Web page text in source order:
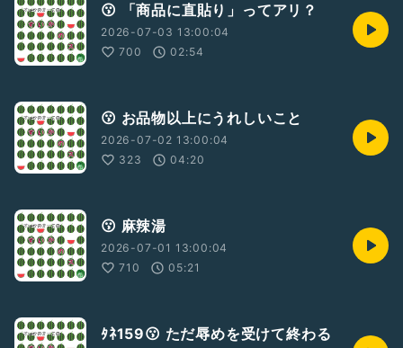
😗 「商品に直貼り」ってアリ？
2026-07-03 13:00:04
700
02:54
😗 お品物以上にうれしいこと
2026-07-02 13:00:04
323
04:20
😗 麻辣湯
2026-07-01 13:00:04
710
05:21
ﾀﾈ159😗 ただ辱めを受けて終わる